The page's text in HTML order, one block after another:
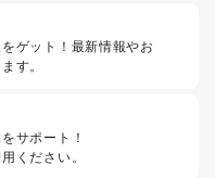
ゲット！最新情報やお
す。
サポート！
ください。